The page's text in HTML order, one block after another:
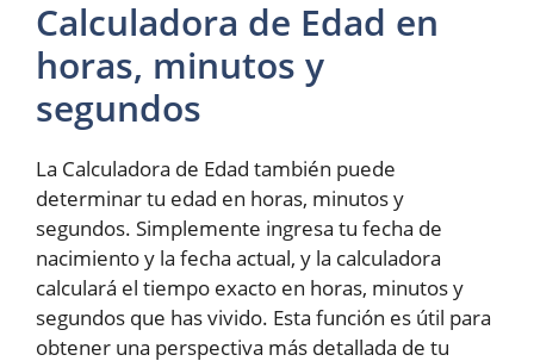
Calculadora de Edad en
horas, minutos y
segundos
La Calculadora de Edad también puede
determinar tu edad en horas, minutos y
segundos. Simplemente ingresa tu fecha de
nacimiento y la fecha actual, y la calculadora
calculará el tiempo exacto en horas, minutos y
segundos que has vivido. Esta función es útil para
obtener una perspectiva más detallada de tu